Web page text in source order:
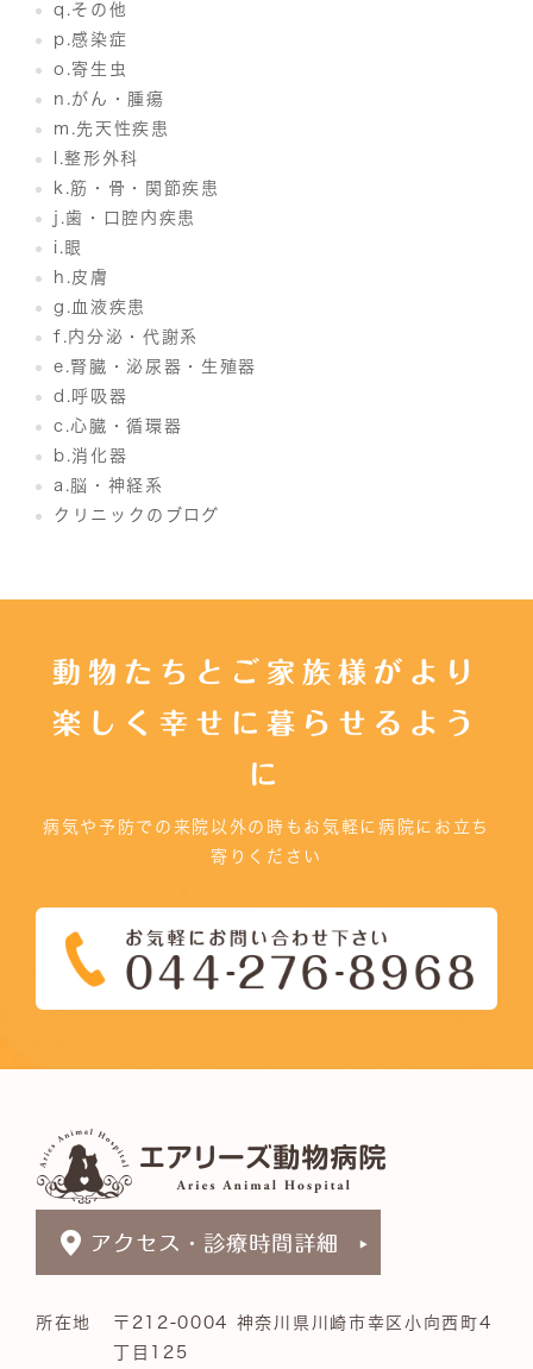
q.その他
p.感染症
o.寄生虫
n.がん・腫瘍
m.先天性疾患
l.整形外科
k.筋・骨・関節疾患
j.歯・口腔内疾患
i.眼
h.皮膚
g.血液疾患
f.内分泌・代謝系
e.腎臓・泌尿器・生殖器
d.呼吸器
c.心臓・循環器
b.消化器
a.脳・神経系
クリニックのブログ
動物たちとご家族様がより
楽しく幸せに暮らせるよう
に
病気や予防での来院以外の時もお気軽に病院にお立ち
寄りください
所在地
〒212-0004 神奈川県川崎市幸区小向西町4
丁目125